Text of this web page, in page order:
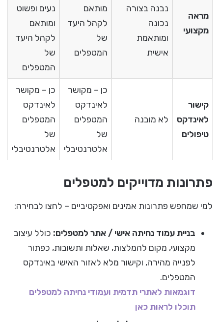
מראה
מקצועי
נבנה בצורה
נכונה
ומותאמת
אישית
מותאם
לקהל היעד
של
המטפלים
נעים ופשוט
ומותאם
לקהל היעד
של
המטפלים
קישור
לאינדקס
טיפולים
לא מובנה
כן – מקושר
לאינדקס
המטפלים
של
אלטרנטיבלי
כן – מקושר
לאינדקס
המטפלים
של
אלטרנטיבלי
פתרונות מדוייקים למטפלים
למי שמחפש פתרונות אמינים ואפקטיביים – לחצו לבחירה:
בניית עמוד נחיתה אישי / אתר למטפלים: כולל עיצוב
מקצועי, מקום להמלצות, שאלות ותשובות, כפתור
לפנייה מהירה, וקישור מלא לאזור האישי באינדקס
המטפלים.
דוגמאות לאתרי תדמית ועמודי נחיתה למטפלים
תוכלו לראות כאן